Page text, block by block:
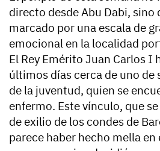
directo desde Abu Dabi, sino
marcado por una escala de
emocional en la localidad
El Rey Emérito Juan Carlos I
últimos días cerca de uno de
de la juventud, quien se
enfermo. Este vínculo, que
de exilio de los condes de
parece haber hecho mella en